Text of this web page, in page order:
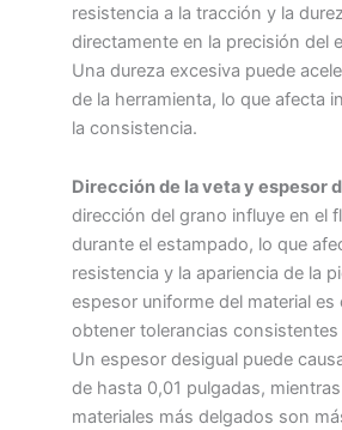
resistencia a la tracción y la
directamente en la precisión del
Una dureza excesiva puede
de la herramienta, lo que afecta
la consistencia.
Dirección de la veta y espesor
dirección del grano influye en el
durante el estampado, lo que
resistencia y la apariencia de la
espesor uniforme del material es
obtener tolerancias
Un espesor desigual puede
de hasta 0,01 pulgadas,
materiales más delgados son